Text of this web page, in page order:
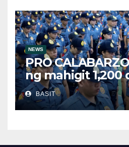
NEWS
PRO
ng mahigit 1,200
suspects at
Php29.6M
droga
BASIT